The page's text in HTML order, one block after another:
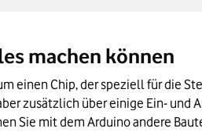
machen können
einen Chip, der speziell für die
zusätzlich über einige Ein- und
Sie mit dem Arduino andere